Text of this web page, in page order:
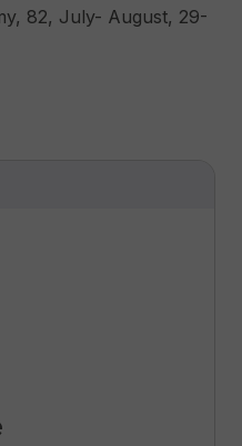
82, July- August, 29-